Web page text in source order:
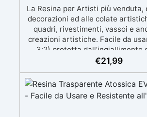
La Resina per Artisti più venduta,
decorazioni ed alle colate
quadri, rivestimenti, vassoi e
creazioni artistiche. Facile da
3:2) protetta dall’ingiallimento
speciali filtri UV Formula densa :
in 12-24h garantendo una
brillante
€21,99